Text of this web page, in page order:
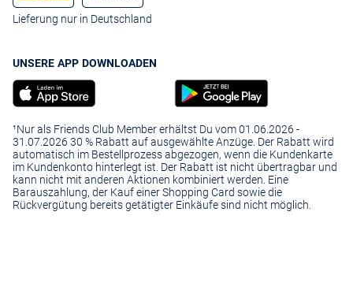
Lieferung nur in Deutschland
UNSERE APP DOWNLOADEN
¹Nur als Friends Club Member erhältst Du vom 01.06.2026 -
31.07.2026 30 % Rabatt auf ausgewählte Anzüge. Der Rabatt wird
automatisch im Bestellprozess abgezogen, wenn die Kundenkarte
im Kundenkonto hinterlegt ist. Der Rabatt ist nicht übertragbar und
kann nicht mit anderen Aktionen kombiniert werden. Eine
Barauszahlung, der Kauf einer Shopping Card sowie die
Rückvergütung bereits getätigter Einkäufe sind nicht möglich.